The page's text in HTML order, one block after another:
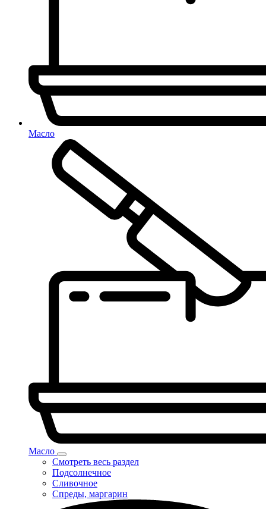
Масло
Масло
Смотреть весь раздел
Подсолнечное
Сливочное
Спреды, маргарин